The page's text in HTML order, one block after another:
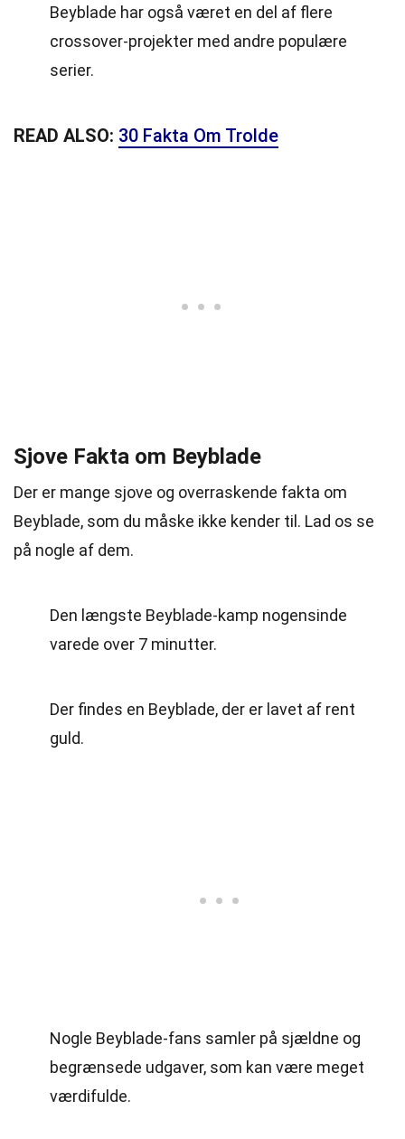
Beyblade har også været en del af flere
crossover-projekter med andre populære
serier.
READ ALSO: 30 Fakta Om Trolde
Sjove Fakta om Beyblade
Der er mange sjove og overraskende fakta om
Beyblade, som du måske ikke kender til. Lad os se
på nogle af dem.
Den længste Beyblade-kamp nogensinde
varede over 7 minutter.
Der findes en Beyblade, der er lavet af rent
guld.
Nogle Beyblade-fans samler på sjældne og
begrænsede udgaver, som kan være meget
værdifulde.